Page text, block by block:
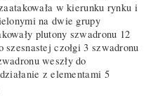
w kierunku rynku i
na dwie grupy
plutony szwadronu 12
szesnastej czołgi 3 szwadronu
weszły do
z elementami 5